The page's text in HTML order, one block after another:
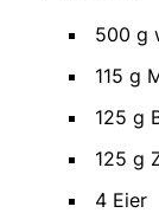
500 g
115 g
125 g
125 g
4 Eier